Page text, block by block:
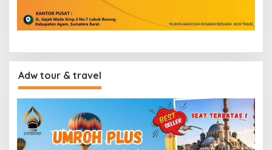
Adw tour & travel